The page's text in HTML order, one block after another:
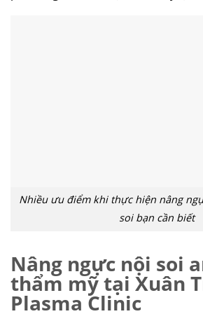
Nhiều ưu điểm khi thực hiện nâng
soi bạn cần biết
Nâng ngực nội soi
thẩm mỹ tại Xuân
Plasma Clinic